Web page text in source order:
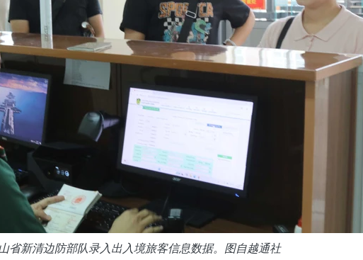
省新清边防部队录入出入境旅客信息数据。图自越通社